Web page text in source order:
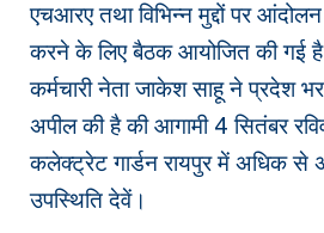
एचआरए तथा विभिन्न मुद्दों पर
करने के लिए बैठक आयोजित की गई
कर्मचारी नेता जाकेश साहू ने प्रदेश
अपील की है की आगामी 4 सितंबर
कलेक्ट्रेट गार्डन रायपुर में अधिक
उपस्थिति देवें।